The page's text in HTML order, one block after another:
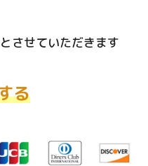
させていただきます
る